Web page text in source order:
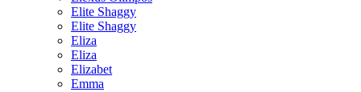
Elite Shaggy
Elite Shaggy
Eliza
Eliza
Elizabet
Emma